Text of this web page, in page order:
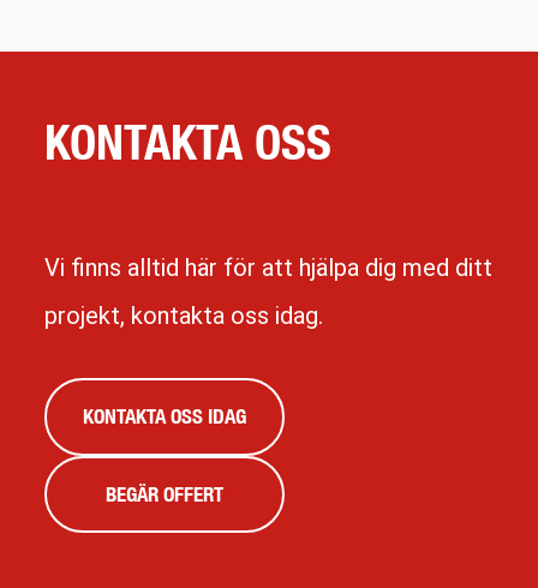
KONTAKTA OSS
Vi finns alltid här för att hjälpa dig med ditt
projekt, kontakta oss idag.
KONTAKTA OSS IDAG
BEGÄR OFFERT